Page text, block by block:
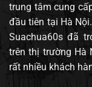
trung tâm cung
đầu tiên tại Hà
Suachua60s đã
trên thị trường Hà
rất nhiều khách